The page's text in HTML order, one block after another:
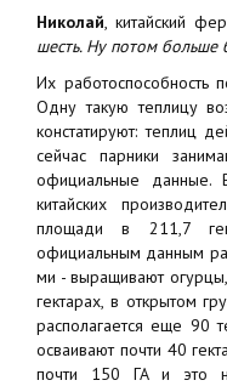
Николай, китайский
шесть. Ну потом больше
Их работоспособность
Одну такую теплицу
констатируют: теплиц
сейчас парники
официальные данные.
китайских
площади в 211,7
официальным данным
ми - выращивают
гектарах, в открытом
располагается еще 90
осваивают почти 40
почти 150 ГА и это